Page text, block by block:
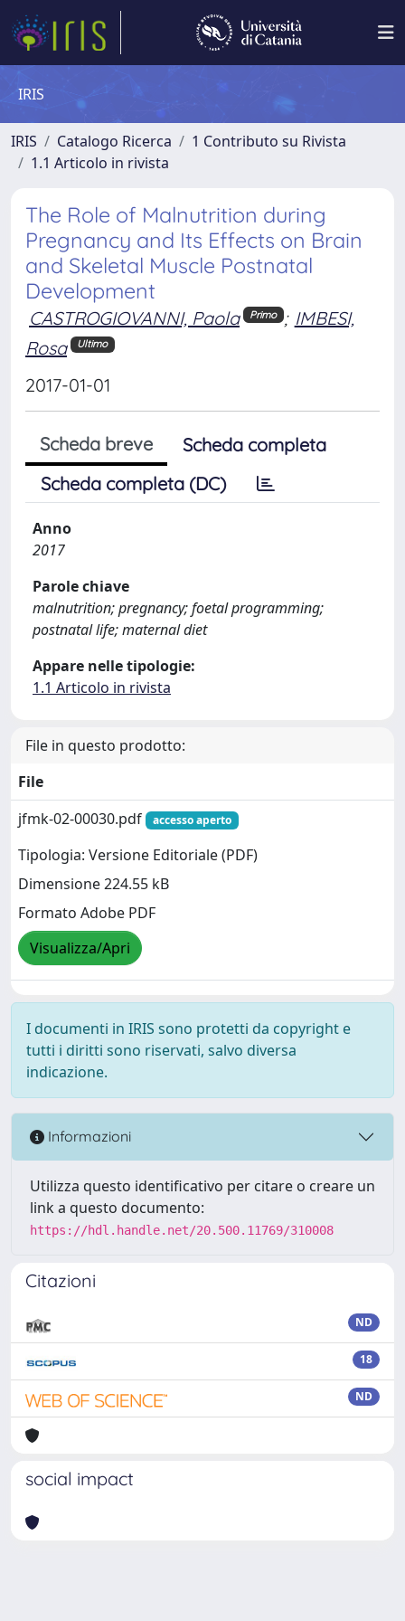
IRIS
IRIS Catalogo Ricerca
1 Contributo su Rivista
1.1 Articolo in rivista
The Role of Malnutrition during
Pregnancy and Its Effects on Brain
and Skeletal Muscle Postnatal
Development
CASTROGIOVANNI, Paola Primo ; IMBESI,
Rosa
Ultimo
2017-01-01
Scheda breve
Scheda completa
Scheda completa (DC)
Anno
2017
Parole chiave
malnutrition; pregnancy; foetal programming;
postnatal life; maternal diet
Appare nelle tipologie:
1.1 Articolo in rivista
File in questo prodotto:
File
jfmk-02-00030.pdf
accesso aperto
Tipologia: Versione Editoriale (PDF)
Dimensione 224.55 kB
Formato Adobe PDF
Visualizza/Apri
I documenti in IRIS sono protetti da copyright e
tutti i diritti sono riservati, salvo diversa
indicazione.
Informazioni
Utilizza questo identificativo per citare o creare un
link a questo documento:
https://hdl.handle.net/20.500.11769/310008
Citazioni
ND
18
ND
social impact